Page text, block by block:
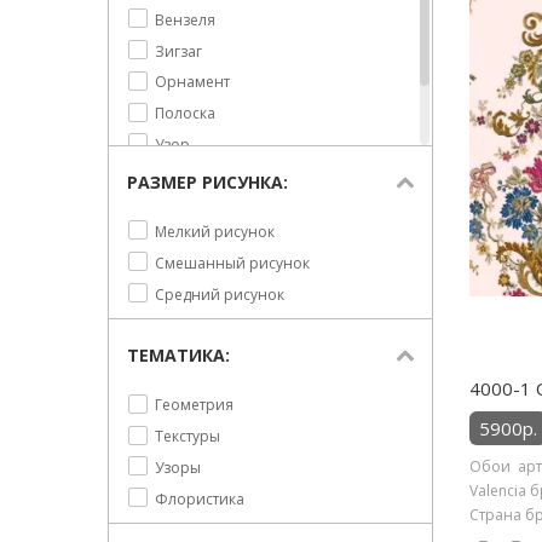
Вензеля
Зигзаг
Орнамент
Полоска
Узор
Цветы
РАЗМЕР РИСУНКА:
Мелкий рисунок
Смешанный рисунок
Средний рисунок
ТЕМАТИКА:
Геометрия
Текстуры
Узоры
Флористика
4000-1
5900р.
Обои
Valencia
Страна